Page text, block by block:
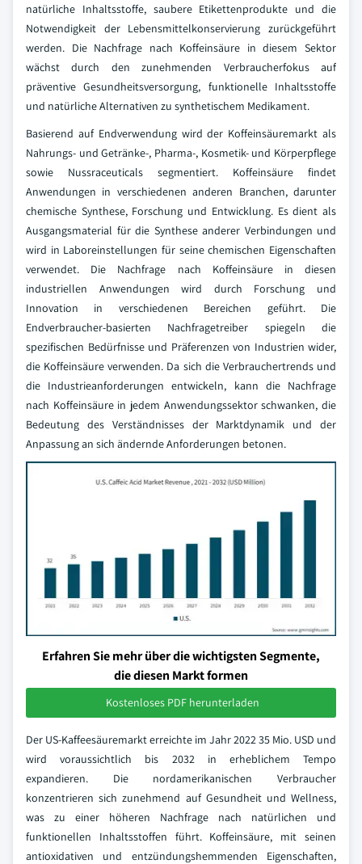
natürliche Inhaltsstoffe, saubere Etikettenprodukte und die
Notwendigkeit der Lebensmittelkonservierung zurückgeführt
werden. Die Nachfrage nach Koffeinsäure in diesem Sektor
wächst durch den zunehmenden Verbraucherfokus auf
präventive Gesundheitsversorgung, funktionelle Inhaltsstoffe
und natürliche Alternativen zu synthetischem Medikament.
Basierend auf Endverwendung wird der Koffeinsäuremarkt als
Nahrungs- und Getränke-, Pharma-, Kosmetik- und Körperpflege
sowie Nussraceuticals segmentiert. Koffeinsäure findet
Anwendungen in verschiedenen anderen Branchen, darunter
chemische Synthese, Forschung und Entwicklung. Es dient als
Ausgangsmaterial für die Synthese anderer Verbindungen und
wird in Laboreinstellungen für seine chemischen Eigenschaften
verwendet. Die Nachfrage nach Koffeinsäure in diesen
industriellen Anwendungen wird durch Forschung und
Innovation in verschiedenen Bereichen geführt. Die
Endverbraucher-basierten Nachfragetreiber spiegeln die
spezifischen Bedürfnisse und Präferenzen von Industrien wider,
die Koffeinsäure verwenden. Da sich die Verbrauchertrends und
die Industrieanforderungen entwickeln, kann die Nachfrage
nach Koffeinsäure in jedem Anwendungssektor schwanken, die
Bedeutung des Verständnisses der Marktdynamik und der
Anpassung an sich ändernde Anforderungen betonen.
Erfahren Sie mehr über die wichtigsten Segmente,
die diesen Markt formen
Kostenloses PDF herunterladen
Der US-Kaffeesäuremarkt erreichte im Jahr 2022 35 Mio. USD und
wird voraussichtlich bis 2032 in erheblichem Tempo
expandieren. Die nordamerikanischen Verbraucher
konzentrieren sich zunehmend auf Gesundheit und Wellness,
was zu einer höheren Nachfrage nach natürlichen und
funktionellen Inhaltsstoffen führt. Koffeinsäure, mit seinen
antioxidativen und entzündungshemmenden Eigenschaften,